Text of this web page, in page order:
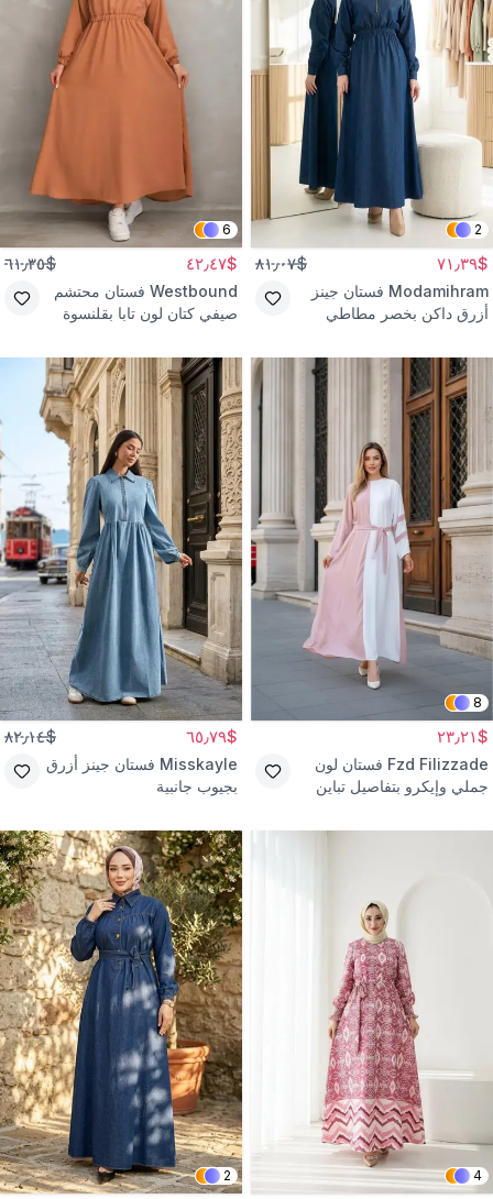
2
$٧١٫٣٩ $٨١٫٠٧
Modamihram فستان جينز
أزرق داكن بخصر مطاطي
6
$٤٢٫٤٧ $٦١٫٣٥
Westbound فستان محتشم
صيفي كتان لون تابا بقلنسوة
8
$٢٣٫٢١
Fzd Filizzade فستان لون
جملي وإيكرو بتفاصيل تباين
$٦٥٫٧٩ $٨٢٫١٤
Misskayle فستان جينز أزرق
بجيوب جانبية
4
2